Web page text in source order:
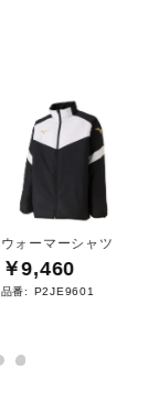
ウォーマーシャツ
￥9,460
品番: P2JE9601